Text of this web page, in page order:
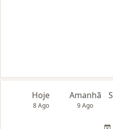
Hoje
8 Ago
Amanhã
9 Ago